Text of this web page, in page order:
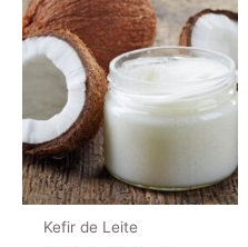
Kefir de Leite